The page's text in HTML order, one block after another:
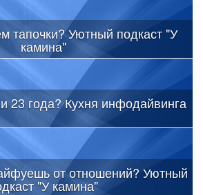
тапочки? Уютный подкаст "У
камина"
23 года? Кухня инфодайвинга
от отношений? Уютный
"У камина"